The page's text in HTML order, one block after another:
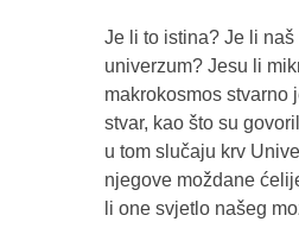
Je li to istina? Je li naš
univerzum? Jesu li
makrokosmos stvarno
stvar, kao što su
u tom slučaju krv
njegove moždane
li one svjetlo našeg